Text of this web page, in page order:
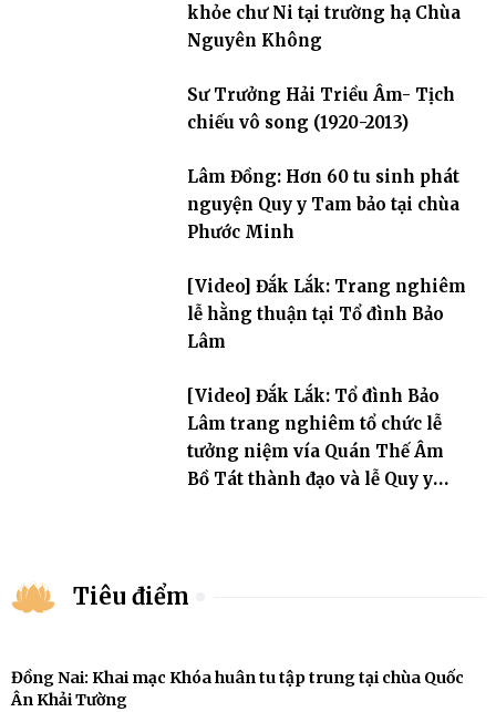
khỏe chư Ni tại trường hạ Chùa
Nguyên Không
Sư Trưởng Hải Triều Âm- Tịch
chiếu vô song (1920-2013)
Lâm Đồng: Hơn 60 tu sinh phát
nguyện Quy y Tam bảo tại chùa
Phước Minh
[Video] Đắk Lắk: Trang nghiêm
lễ hằng thuận tại Tổ đình Bảo
Lâm
[Video] Đắk Lắk: Tổ đình Bảo
Lâm trang nghiêm tổ chức lễ
tưởng niệm vía Quán Thế Âm
Bồ Tát thành đạo và lễ Quy y
Tiêu điểm
Đồng Nai: Khai mạc Khóa huân tu tập trung tại chùa Quốc
Ân Khải Tường